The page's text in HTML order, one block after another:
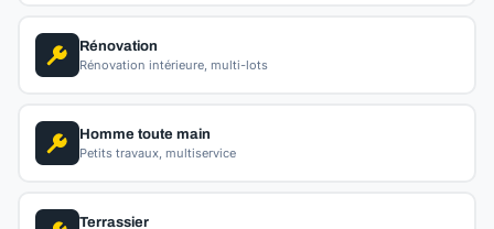
Rénovation
Rénovation intérieure, multi-lots
Homme toute main
Petits travaux, multiservice
Terrassier